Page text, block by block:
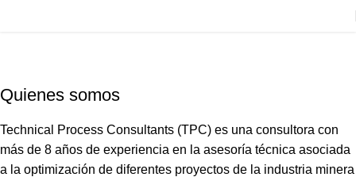
Quienes somos
Technical Process Consultants (TPC) es una consultora con
más de 8 años de experiencia en la asesoría técnica asociada
a la optimización de diferentes proyectos de la industria minera